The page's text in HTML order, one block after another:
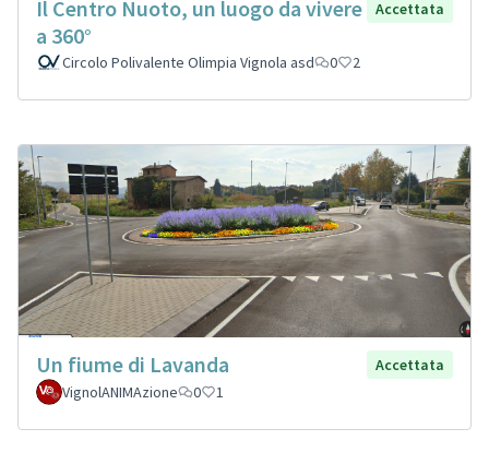
Il Centro Nuoto, un luogo da vivere
a 360°
Accettata
Circolo Polivalente Olimpia Vignola asd 0 2
Un fiume di Lavanda
Accettata
VignolANIMAzione
0 1